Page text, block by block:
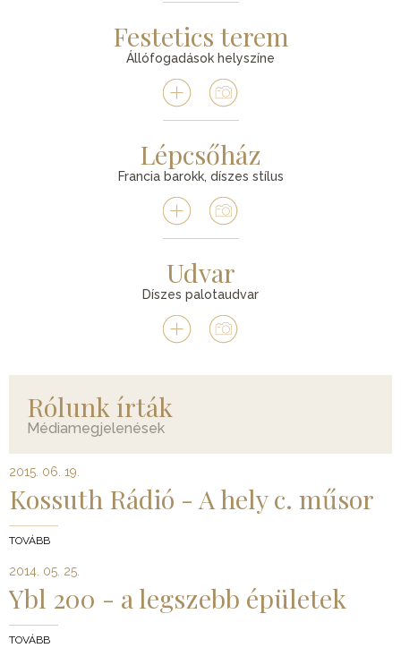
Festetics terem
Állófogadások helyszíne
Lépcsőház
Francia barokk, díszes stílus
Udvar
Díszes palotaudvar
Rólunk írták
Médiamegjelenések
2015. 06. 19.
Kossuth Rádió - A hely c. műsor
TOVÁBB
2014. 05. 25.
Ybl 200 - a legszebb épületek
TOVÁBB